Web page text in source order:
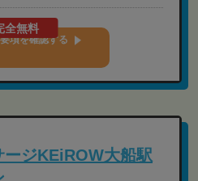
全無料
項を確認する
ジKEiROW大船駅